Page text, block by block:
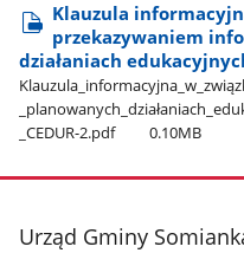
Klauzula
przekazywaniem
działaniach
_CEDUR-2.pdf
0.10MB
stopka
Urząd Gminy